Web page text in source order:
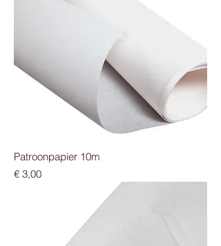
Patroonpapier 10m
Prijs
€ 3,00